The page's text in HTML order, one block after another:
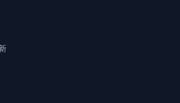
HONG KONG, HONG KONG-HONG KONG,2017-03-